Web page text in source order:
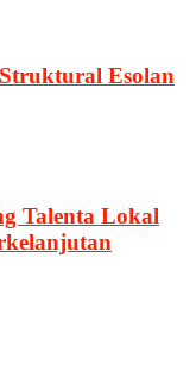
Esolan
Talenta Lokal